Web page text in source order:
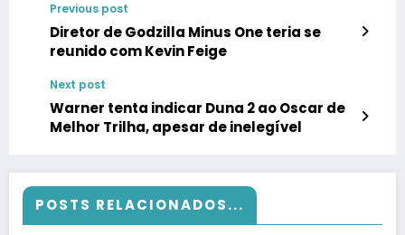
Previous post
Diretor de Godzilla Minus One teria se
reunido com Kevin Feige
Next post
Warner tenta indicar Duna 2 ao Oscar de
Melhor Trilha, apesar de inelegível
POSTS RELACIONADOS...